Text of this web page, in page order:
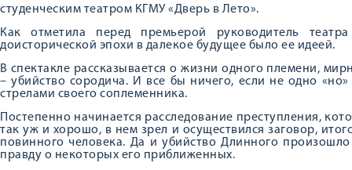
студенческим театром КГМУ «Дверь в Лето».
Как отметила перед премьерой руководитель
доисторической эпохи в далекое будущее было ее идеей.
В спектакле рассказывается о жизни одного племени,
– убийство сородича. И все бы ничего, если не одно
стрелами своего соплеменника.
Постепенно начинается расследование преступления,
так уж и хорошо, в нем зрел и осуществился заговор,
повинного человека. Да и убийство Длинного
правду о некоторых его приближенных.